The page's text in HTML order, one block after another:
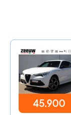
45.900